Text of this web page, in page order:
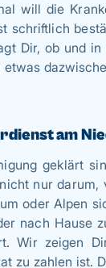
will die
schriftlich
Dir, ob und
am
geklärt
nur
oder Alpen
nach Hause
Wir zeigen
zu zahlen ist.